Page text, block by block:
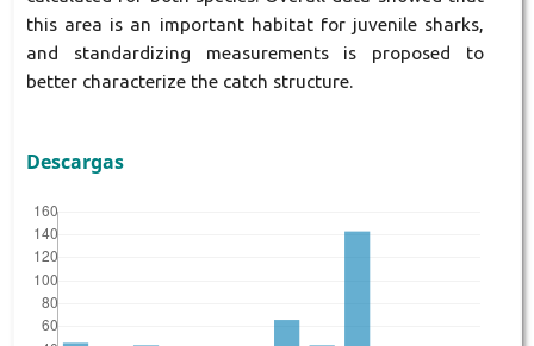
this area is an important habitat for juvenile sharks,
and standardizing measurements is proposed to
better characterize the catch structure.
Descargas